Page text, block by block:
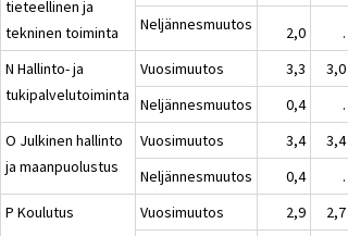
tieteellinen ja
tekninen toiminta
Neljännesmuutos
2,0 .
N Hallinto- ja
tukipalvelutoiminta
Vuosimuutos 3,3 3,0
Neljännesmuutos
0,4 .
O Julkinen hallinto
ja maanpuolustus
Vuosimuutos 3,4 3,4
Neljännesmuutos
0,4 .
P Koulutus
Vuosimuutos 2,9 2,7